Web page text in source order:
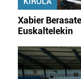
buruzko
datuen atalean.
zure baimena
Webgune honek
fitxategiak
Xabier
Euskaltelekin